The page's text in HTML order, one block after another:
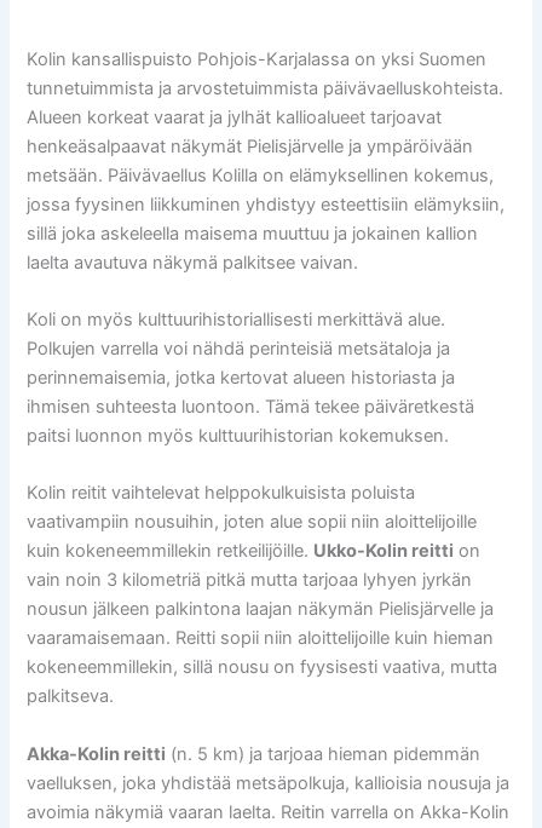
Kolin kansallispuisto Pohjois-Karjalassa on yksi Suomen
tunnetuimmista ja arvostetuimmista päivävaelluskohteista.
Alueen korkeat vaarat ja jylhät kallioalueet tarjoavat
henkeäsalpaavat näkymät Pielisjärvelle ja ympäröivään
metsään. Päivävaellus Kolilla on elämyksellinen kokemus,
jossa fyysinen liikkuminen yhdistyy esteettisiin elämyksiin,
sillä joka askeleella maisema muuttuu ja jokainen kallion
laelta avautuva näkymä palkitsee vaivan.
Koli on myös kulttuurihistoriallisesti merkittävä alue.
Polkujen varrella voi nähdä perinteisiä metsätaloja ja
perinnemaisemia, jotka kertovat alueen historiasta ja
ihmisen suhteesta luontoon. Tämä tekee päiväretkestä
paitsi luonnon myös kulttuurihistorian kokemuksen.
Kolin reitit vaihtelevat helppokulkuisista poluista
vaativampiin nousuihin, joten alue sopii niin aloittelijoille
kuin kokeneemmillekin retkeilijöille. Ukko-Kolin reitti on
vain noin 3 kilometriä pitkä mutta tarjoaa lyhyen jyrkän
nousun jälkeen palkintona laajan näkymän Pielisjärvelle ja
vaaramaisemaan. Reitti sopii niin aloittelijoille kuin hieman
kokeneemmillekin, sillä nousu on fyysisesti vaativa, mutta
palkitseva.
Akka-Kolin reitti (n. 5 km) ja tarjoaa hieman pidemmän
vaelluksen, joka yhdistää metsäpolkuja, kallioisia nousuja ja
avoimia näkymiä vaaran laelta. Reitin varrella on Akka-Kolin